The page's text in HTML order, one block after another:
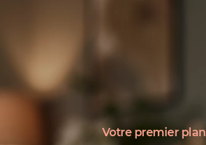
Votre premier